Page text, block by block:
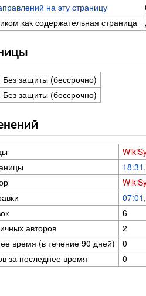
на эту страницу
как содержательная страница
Без защиты (бессрочно)
Без защиты (бессрочно)
6
авторов
2
время (в течение 90 дней)
0
за последнее время
0